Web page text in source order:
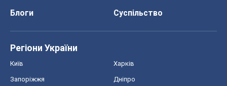
Блоги
Суспільство
Регіони України
Київ Харків
Запоріжжя Дніпро